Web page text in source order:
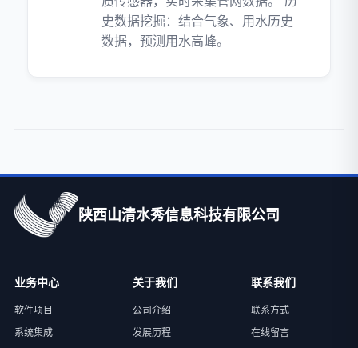
史数据挖掘‌：结合气象、用水历史
数据，预测用水高峰。
陕西山清水秀信息科技有限公司
业务中心
软件项目
系统集成
关于我们
公司介绍
发展历程
联系我们
联系方式
在线留言